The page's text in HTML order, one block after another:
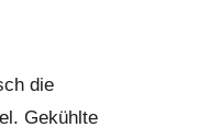
die
Gekühlte